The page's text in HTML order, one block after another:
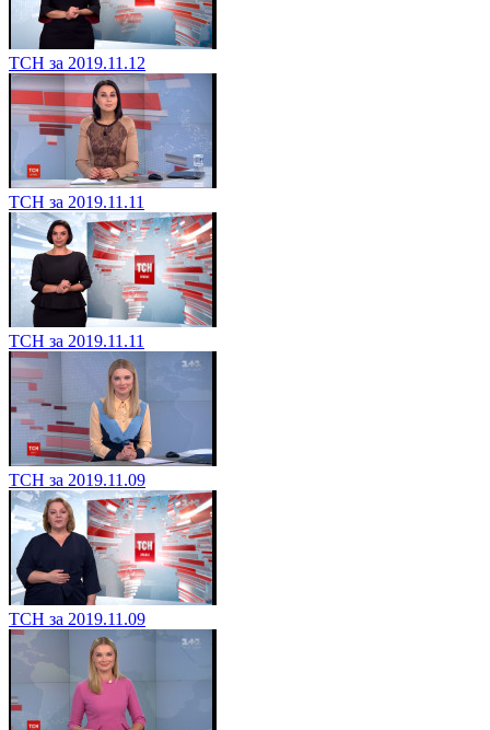
ТСН за 2019.11.12
ТСН за 2019.11.11
ТСН за 2019.11.11
ТСН за 2019.11.09
ТСН за 2019.11.09